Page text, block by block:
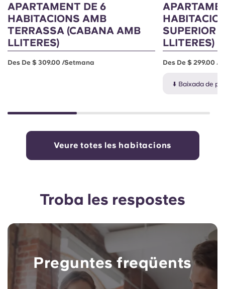
APARTAMENT DE 6
HABITACIONS AMB
TERRASSA (CABANA AMB
LLITERES)
Des De $ 309.00 /setmana
SUPERIOR
LLITERES)
Des De $ 299.00 /
⬇️ Baixada de
Veure totes les habitacions
Troba les respostes
Preguntes freqüents